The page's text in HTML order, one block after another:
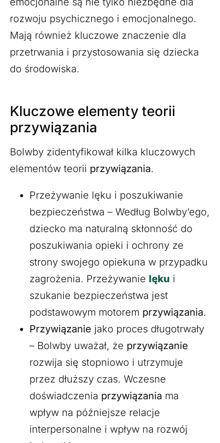
rozwoju psychicznego i emocjonalnego.
Mają również kluczowe znaczenie dla
przetrwania i przystosowania się dziecka
do środowiska.
Kluczowe elementy teorii
przywiązania
Bolwby zidentyfikował kilka kluczowych
elementów teorii przywiązania.
Przeżywanie lęku i poszukiwanie
bezpieczeństwa – Według Bolwby’ego,
dziecko ma naturalną skłonność do
poszukiwania opieki i ochrony ze
strony swojego opiekuna w przypadku
zagrożenia. Przeżywanie lęku i
szukanie bezpieczeństwa jest
podstawowym motorem przywiązania.
Przywiązanie jako proces długotrwały
– Bolwby uważał, że przywiązanie
rozwija się stopniowo i utrzymuje
przez dłuższy czas. Wczesne
doświadczenia przywiązania ma
wpływ na późniejsze relacje
interpersonalne i wpływ na rozwój